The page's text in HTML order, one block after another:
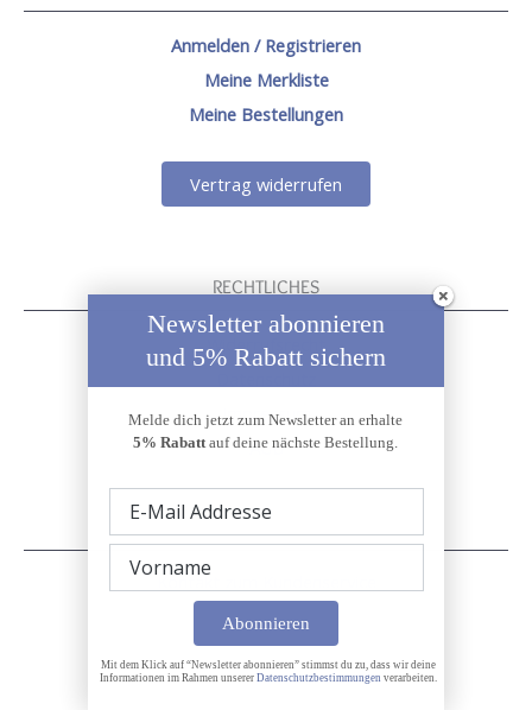
Anmelden / Registrieren
Meine Merkliste
Meine Bestellungen
Vertrag widerrufen
RECHTLICHES
Widerrufsrecht
Impressum
AGB
KONTAKT
Kontakt zum Kundenservice
Telefonische Unterstützung und
Beratung unter:
0781 – 9246390
Newsletter abonnieren
und 5% Rabatt sichern
Melde dich jetzt zum Newsletter an erhalte
5% Rabattauf deine nächste Bestellung.
Mit dem Klick auf “Newsletter abonnieren” stimmst du zu, dass wir deine
Informationen im Rahmen unserer Datenschutzbestimmungen verarbeiten.